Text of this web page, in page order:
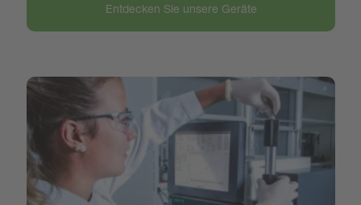
Entdecken Sie unsere Geräte